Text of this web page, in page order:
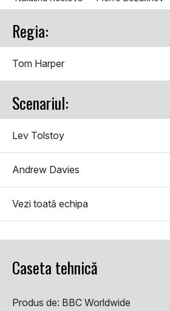
Regia:
Tom Harper
Scenariul:
Lev Tolstoy
Andrew Davies
Vezi toată echipa
Caseta tehnică
Produs de: BBC Worldwide